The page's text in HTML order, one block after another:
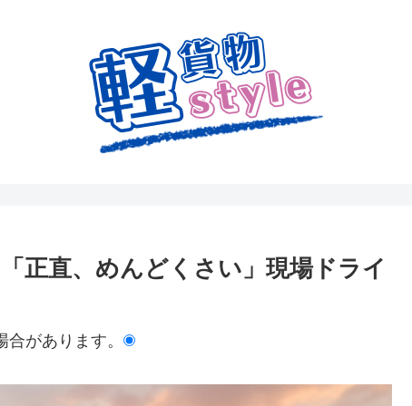
正直、めんどくさい」現場ドライ
があります。